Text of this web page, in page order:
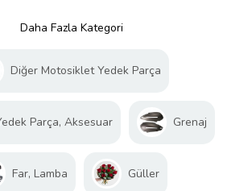
Daha Fazla Kategori
Diğer Motosiklet Yedek Parça
Parça, Aksesuar Grenaj
Far, Lamba Güller